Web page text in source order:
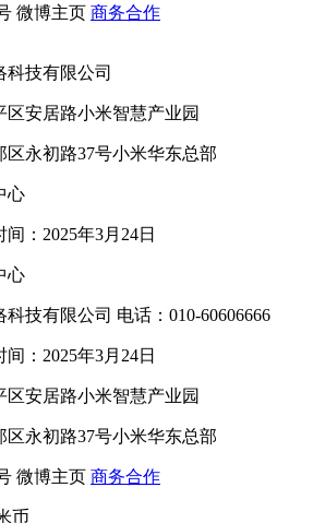
微博主页 商务合作
技有限公司
安居路小米智慧产业园
永初路37号小米华东总部
心
：2025年3月24日
心
技有限公司 电话：010-60606666
：2025年3月24日
安居路小米智慧产业园
永初路37号小米华东总部
微博主页 商务合作
币